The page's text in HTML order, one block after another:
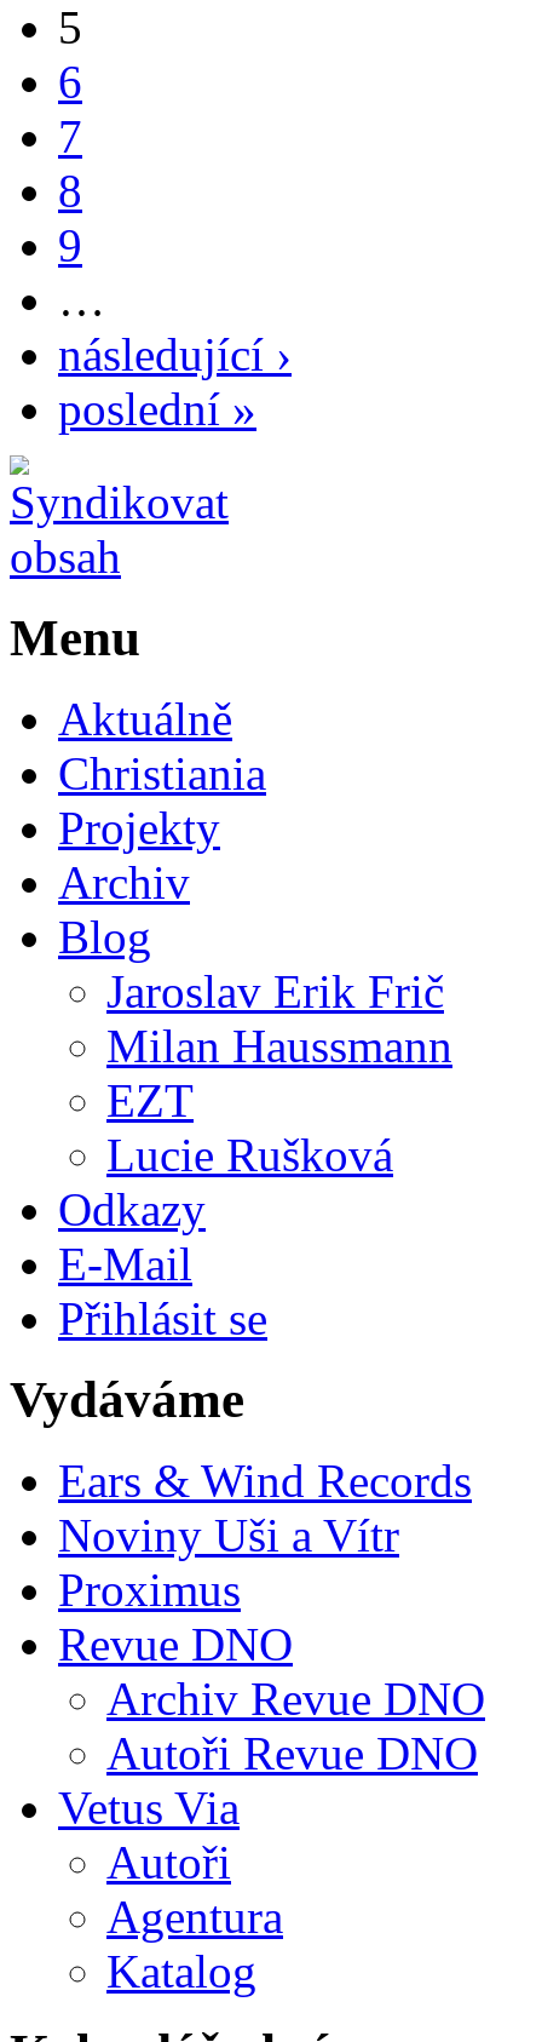
5
6
7
8
9
…
následující ›
poslední »
Menu
Aktuálně
Christiania
Projekty
Archiv
Blog
Jaroslav Erik Frič
Milan Haussmann
EZT
Lucie Rušková
Odkazy
E-Mail
Přihlásit se
Vydáváme
Ears & Wind Records
Noviny Uši a Vítr
Proximus
Revue DNO
Archiv Revue DNO
Autoři Revue DNO
Vetus Via
Autoři
Agentura
Katalog